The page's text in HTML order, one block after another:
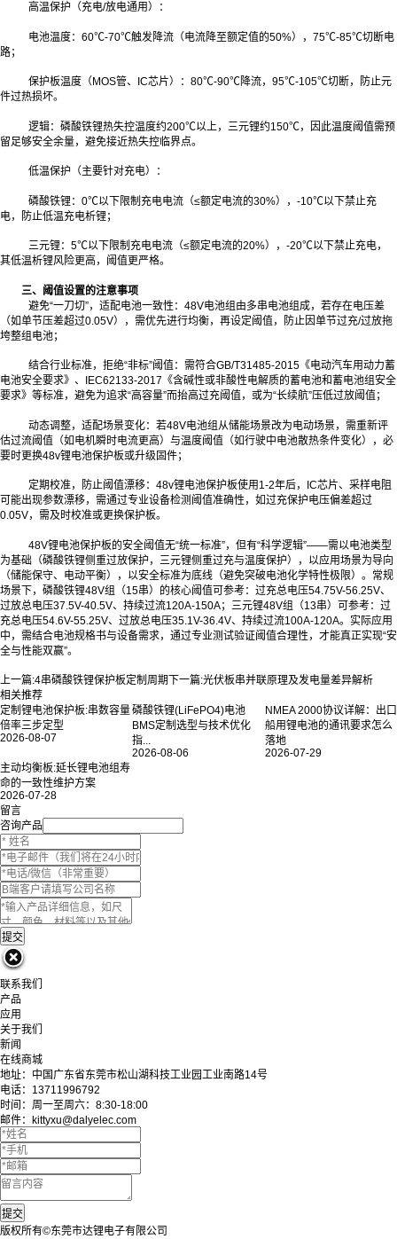
高温保护（充电/放电通用）：
电池温度：60℃-70℃触发降流（电流降至额定值的50%），75℃-85℃切断电
路；
保护板温度（MOS管、IC芯片）：80℃-90℃降流，95℃-105℃切断，防止元
件过热损坏。
逻辑：磷酸铁锂热失控温度约200℃以上，三元锂约150℃，因此温度阈值需预
留足够安全余量，避免接近热失控临界点。
低温保护（主要针对充电）：
磷酸铁锂：0℃以下限制充电电流（≤额定电流的30%），-10℃以下禁止充
电，防止低温充电析锂；
三元锂：5℃以下限制充电电流（≤额定电流的20%），-20℃以下禁止充电，
其低温析锂风险更高，阈值更严格。
三、阈值设置的注意事项
避免“一刀切”，适配电池一致性：48V电池组由多串电池组成，若存在电压差
（如单节压差超过0.05V），需优先进行均衡，再设定阈值，防止因单节过充/过放拖
垮整组电池；
结合行业标准，拒绝“非标”阈值：需符合GB/T31485-2015《电动汽车用动力蓄
电池安全要求》、IEC62133-2017《含碱性或非酸性电解质的蓄电池和蓄电池组安全
要求》等标准，避免为追求“高容量”而抬高过充阈值，或为“长续航”压低过放阈值；
动态调整，适配场景变化：若48V电池组从储能场景改为电动场景，需重新评
估过流阈值（如电机瞬时电流更高）与温度阈值（如行驶中电池散热条件变化），必
要时更换48v锂电池保护板或升级固件；
定期校准，防止阈值漂移：48v锂电池保护板使用1-2年后，IC芯片、采样电阻
可能出现参数漂移，需通过专业设备检测阈值准确性，如过充保护电压偏差超过
0.05V，需及时校准或更换保护板。
48V锂电池保护板的安全阈值无“统一标准”，但有“科学逻辑”——需以电池类型
为基础（磷酸铁锂侧重过放保护，三元锂侧重过充与温度保护），以应用场景为导向
（储能保守、电动平衡），以安全标准为底线（避免突破电池化学特性极限）。常规
场景下，磷酸铁锂48V组（15串）的核心阈值可参考：过充总电压54.75V-56.25V、
过放总电压37.5V-40.5V、持续过流120A-150A；三元锂48V组（13串）可参考：过
充总电压54.6V-55.25V、过放总电压35.1V-36.4V、持续过流100A-120A。实际应用
中，需结合电池规格书与设备需求，通过专业测试验证阈值合理性，才能真正实现“安
全与性能双赢”。
上一篇:4串磷酸铁锂保护板定制周期 下一篇:光伏板串并联原理及发电量差异解析
相关推荐
定制锂电池保护板:串数容量
倍率三步定型
2026-08-07
磷酸铁锂(LiFePO4)电池
BMS定制选型与技术优化
指...
2026-08-06
NMEA 2000协议详解：出口
船用锂电池的通讯要求怎么
落地
2026-07-29
主动均衡板:延长锂电池组寿
命的一致性维护方案
2026-07-28
留言
咨询产品
联系我们
产品
应用
关于我们
新闻
在线商城
地址：中国广东省东莞市松山湖科技工业园工业南路14号
电话：13711996792
时间：周一至周六：8:30-18:00
邮件：kittyxu@dalyelec.com
版权所有©东莞市达锂电子有限公司